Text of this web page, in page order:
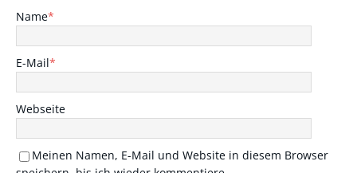
Name*
E-Mail*
Webseite
Meinen Namen, E-Mail und Website in diesem Browser